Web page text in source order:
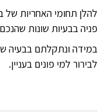
להלן תחומי האחריות
פניה בבעיות שונות
במידה ונתקלתם בבעיה
לבירור למי פונים בעניין.